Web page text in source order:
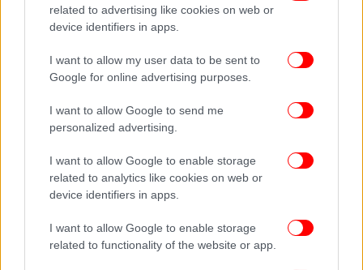
related to advertising like cookies on web or
device identifiers in apps.
I want to allow my user data to be sent to
Google for online advertising purposes.
I want to allow Google to send me
personalized advertising.
I want to allow Google to enable storage
related to analytics like cookies on web or
device identifiers in apps.
I want to allow Google to enable storage
related to functionality of the website or app.